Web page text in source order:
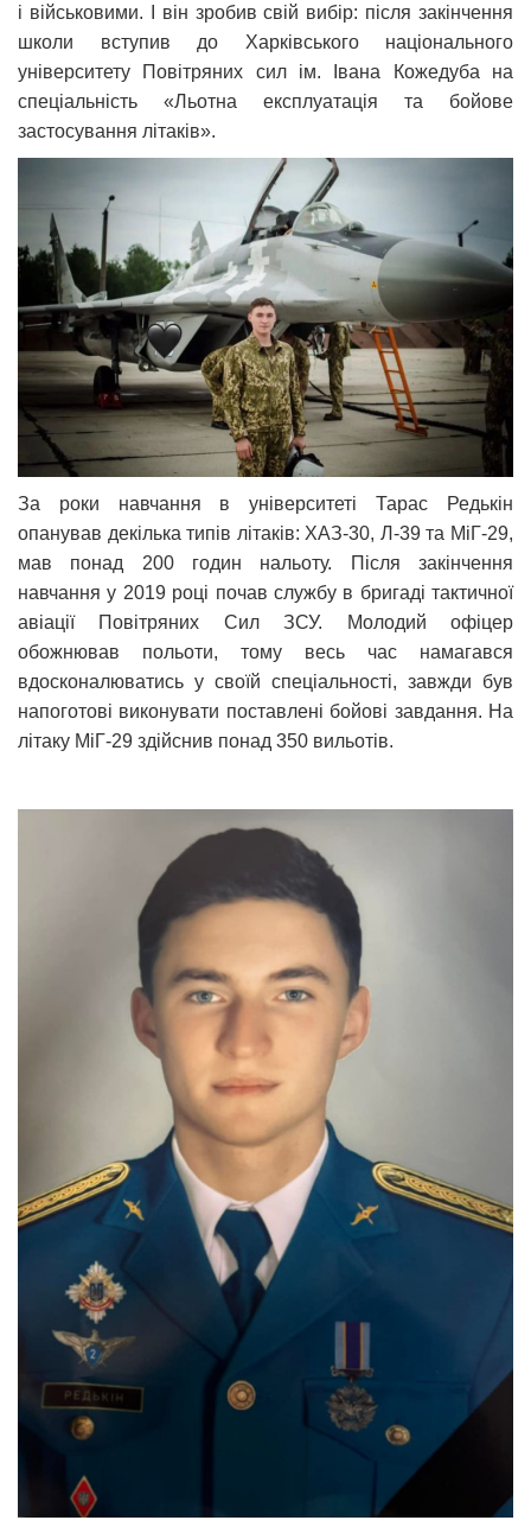
і військовими. І він зробив свій вибір: після закінчення
школи вступив до Харківського національного
університету Повітряних сил ім. Івана Кожедуба на
спеціальність «Льотна експлуатація та бойове
застосування літаків».
За роки навчання в університеті Тарас Редькін
опанував декілька типів літаків: ХАЗ-30, Л-39 та МіГ-29,
мав понад 200 годин нальоту. Після закінчення
навчання у 2019 році почав службу в бригаді тактичної
авіації Повітряних Сил ЗСУ. Молодий офіцер
обожнював польоти, тому весь час намагався
вдосконалюватись у своїй спеціальності, завжди був
напоготові виконувати поставлені бойові завдання. На
літаку МіГ-29 здійснив понад 350 вильотів.